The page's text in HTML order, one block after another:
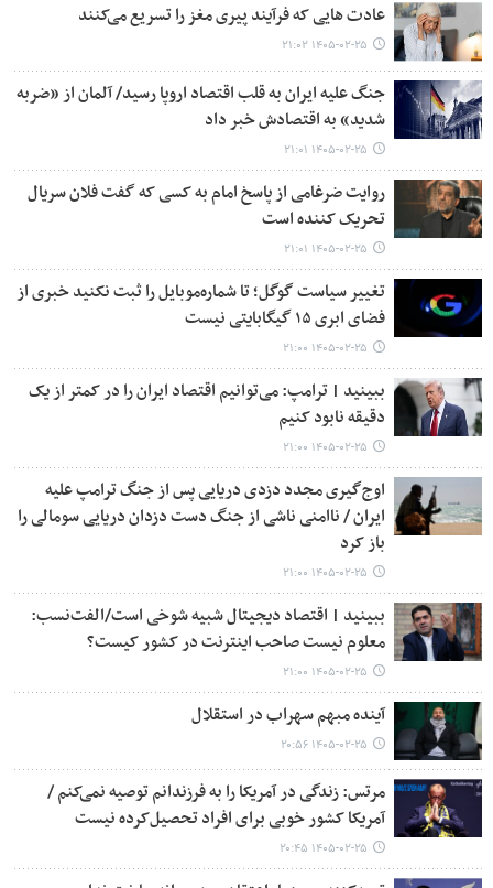
عادت هایی که فرآیند پیری مغز را تسریع می‌کنند
۱۴۰۵-۰۲-۲۵ ۲۱:۰۲
جنگ علیه ایران به قلب اقتصاد اروپا رسید/ آلمان از «ضربه
شدید» به اقتصادش خبر داد
۱۴۰۵-۰۲-۲۵ ۲۱:۰۱
روایت ضرغامی از پاسخ امام به کسی که گفت فلان سریال
تحریک کننده است
۱۴۰۵-۰۲-۲۵ ۲۱:۰۱
تغییر سیاست گوگل؛ تا شماره‌موبایل را ثبت نکنید خبری از
فضای ابری ۱۵ گیگابایتی نیست
۱۴۰۵-۰۲-۲۵ ۲۱:۰۰
ببینید | ترامپ: می‌توانیم اقتصاد ایران را در کمتر از یک
دقیقه نابود کنیم
۱۴۰۵-۰۲-۲۵ ۲۱:۰۰
اوج‌گیری مجدد دزدی دریایی پس از جنگ ترامپ علیه
ایران / ناامنی ناشی از جنگ دست دزدان دریایی سومالی را
باز کرد
۱۴۰۵-۰۲-۲۵ ۲۱:۰۰
ببینید | اقتصاد دیجیتال شبیه شوخی است/الفت‌نسب:
معلوم نیست صاحب اینترنت در کشور کیست؟
۱۴۰۵-۰۲-۲۵ ۲۱:۰۰
آینده مبهم سهراب در استقلال
۱۴۰۵-۰۲-۲۵ ۲۰:۵۶
مرتس: زندگی در آمریکا را به فرزندانم توصیه نمی‌کنم /
آمریکا کشور خوبی برای افراد تحصیل‌کرده نیست
۱۴۰۵-۰۲-۲۵ ۲۰:۴۵